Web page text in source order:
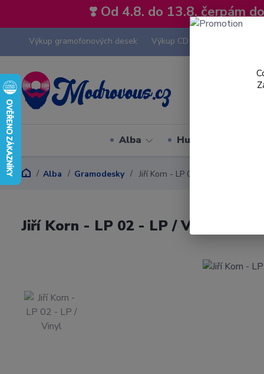
❣️ Od 4.8. do 13.8. čerpám
Výkup gramofonových desek Výkup CD
Alba Hudební styly
Alba Gramodesky Jiří Korn - LP 02 - LP / Vinyl
Jiří Korn - LP 02 - LP / Vinyl